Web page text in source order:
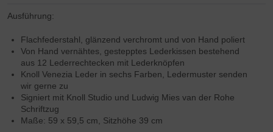
Ausführung:
Flachfederstahl, glänzend verchromt und von Hand poliert
Von Hand vernähtes, gestepptes Lederkissen bestehend
aus 12 Lederrechtecken mit Lederknöpfen
Knoll Venezia Leder in sechs Farben, Ledermuster senden
wir gerne zu
Signiert mit Knoll Studio und Ludwig Mies van der Rohe
Schriftzug
Maße: 59 x 59,5 cm, Sitzhöhe 39 cm